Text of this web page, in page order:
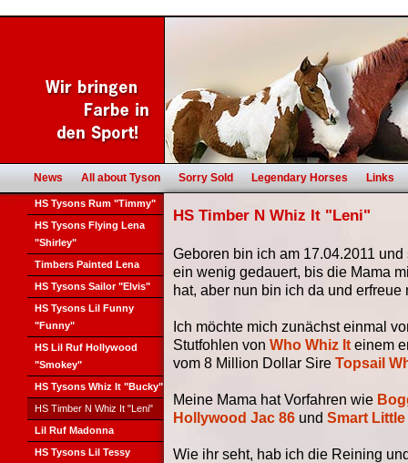
News All about Tyson Sorry Sold Legendary Horses Links
HS Tysons Rum "Timmy"
HS Tysons Flying Lena
"Shirley"
Timbers Painted Lena
HS Tysons Sailor "Elvis"
HS Tysons Lil Funny
"Funny"
HS Lil Ruf Hollywood
"Smokey"
HS Tysons Whiz It "Bucky"
HS Timber N Whiz It "Leni"
Lil Ruf Madonna
HS Tysons Lil Tessy
HS Timber N Whiz It "Leni"
Geboren bin ich am 17.04.2011
ein wenig gedauert, bis die Mama
hat, aber nun bin ich da und
Ich möchte mich zunächst einmal
Stutfohlen von Who Whiz It einem
vom 8 Million Dollar Sire Topsail
Meine Mama hat Vorfahren wie
Hollywood Jac 86 und Smart
Wie ihr seht, hab ich die Reining